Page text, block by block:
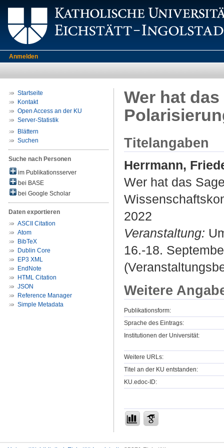
Anmelden
Startseite
Kontakt
Open Access an der KU
Server-Statistik
Blättern
Suchen
Suche nach Personen
im Publikationsserver
bei BASE
bei Google Scholar
Daten exportieren
ASCII Citation
Atom
BibTeX
Dublin Core
EP3 XML
EndNote
HTML Citation
JSON
Reference Manager
Simple Metadata
Wer hat
Titelangaben
Herrmann,
Wer hat das
2022
Veranstaltung:
16.-18.
Weitere
Publikationsform:
Sprache des Eintrags:
Institutionen der Universität:
Weitere URLs:
Titel an der KU entstanden:
KU.edoc-ID: